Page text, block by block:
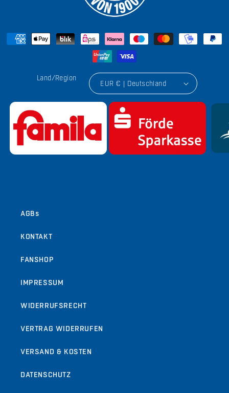
Land/Region
EUR € | Deutschland
AGBs
KONTAKT
FANSHOP
IMPRESSUM
WIDERRUFSRECHT
VERTRAG WIDERRUFEN
VERSAND & KOSTEN
DATENSCHUTZ